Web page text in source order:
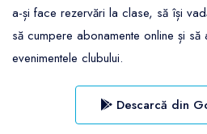
a-și face rezervări la clase, să își
să cumpere abonamente online și să
evenimentele clubului.
Descarcă din